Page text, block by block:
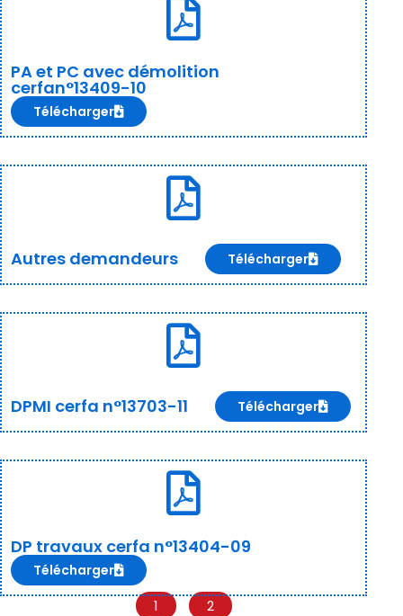
PA et PC avec démolition
cerfan°13409-10
Télécharger
Autres demandeurs Télécharger
DPMI cerfa n°13703-11 Télécharger
DP travaux cerfa n°13404-09
Télécharger
1 2